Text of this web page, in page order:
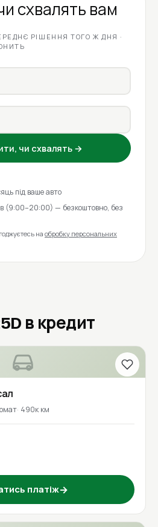
схвалять вам
РІШЕННЯ ТОГО Ж ДНЯ ·
чи схвалять →
під ваше авто
(9:00–20:00) — безкоштовно, без
на обробку персональних
в кредит
490к км
платіж→